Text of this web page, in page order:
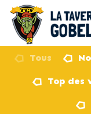
Tous
Top des